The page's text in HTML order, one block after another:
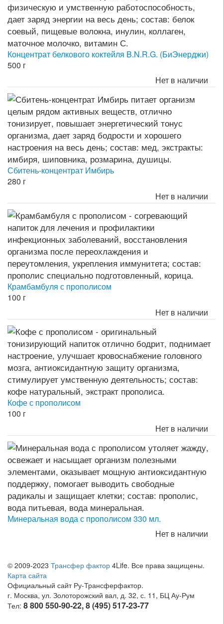
Концентрат белкового коктейля B.N.R.G. (БиЭнерджи)
500 г
Нет в наличии
Сбитень-концентрат Имбирь
280 г
Нет в наличии
Крамбамбуля с прополисом
100 г
Нет в наличии
Кофе с прополисом
100 г
Нет в наличии
Минеральная вода с прополисом 330 мл.
Нет в наличии
© 2009-2023 Трансфер фактор 4Life. Все права защищены.
Карта сайта
Официальный сайт Ру-Трансферфактор.
г. Москва, ул. Золоторожский вал, д. 32, с. 11, БЦ Ау-Рум
Тел: 8 800 550-90-22, 8 (495) 517-23-77